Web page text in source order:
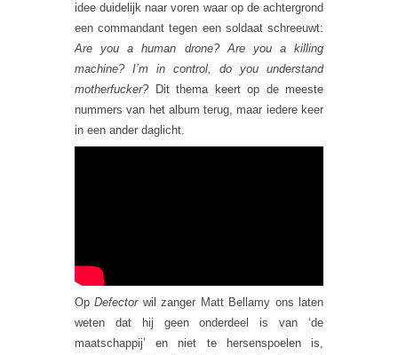
idee duidelijk naar voren waar op de achtergrond
een commandant tegen een soldaat schreeuwt:
Are you a human drone? Are you a killing
machine? I’m in control, do you understand
motherfucker?Dit thema keert op de meeste
nummers van het album terug, maar iedere keer
in een ander daglicht.
OpDefectorwil zanger Matt Bellamy ons laten
weten dat hij geen onderdeel is van ‘de
maatschappij’ en niet te hersenspoelen is,